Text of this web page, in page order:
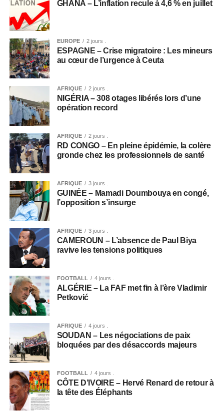
GHANA – L’inflation recule à 4,6 % en juillet
EUROPE 2 jours .
ESPAGNE – Crise migratoire : Les mineurs
au cœur de l’urgence à Ceuta
AFRIQUE 2 jours .
NIGÉRIA – 308 otages libérés lors d’une
opération record
AFRIQUE 2 jours .
RD CONGO – En pleine épidémie, la colère
gronde chez les professionnels de santé
AFRIQUE 3 jours .
GUINÉE – Mamadi Doumbouya en congé,
l’opposition s’insurge
AFRIQUE 3 jours .
CAMEROUN – L’absence de Paul Biya
ravive les tensions politiques
FOOTBALL 4 jours .
ALGÉRIE – La FAF met fin à l’ère Vladimir
Petković
AFRIQUE 4 jours .
SOUDAN – Les négociations de paix
bloquées par des désaccords majeurs
FOOTBALL 4 jours .
CÔTE D’IVOIRE – Hervé Renard de retour à
la tête des Éléphants